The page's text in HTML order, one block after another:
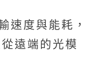
速度與能耗，
遠端的光模